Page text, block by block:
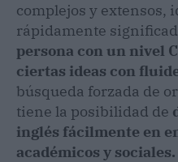
complejos y extensos,
rápidamente
persona con un nivel
ciertas ideas con
búsqueda forzada de
tiene la posibilidad de
inglés fácilmente en
académicos y sociales.